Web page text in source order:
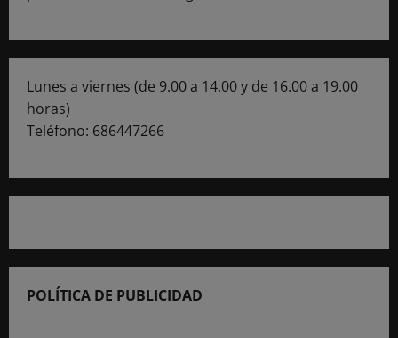
Lunes a viernes (de 9.00 a 14.00 y de 16.00 a 19.00
horas)
Teléfono: 686447266
POLÍTICA DE PUBLICIDAD